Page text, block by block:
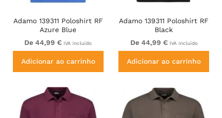
Adamo 139311 Poloshirt RF
Azure Blue
De 44,99 € IVA incluído
Adicionar ao carrinho
Adamo 139311 Poloshirt RF
Black
De 44,99 € IVA incluído
Adicionar ao carrinho